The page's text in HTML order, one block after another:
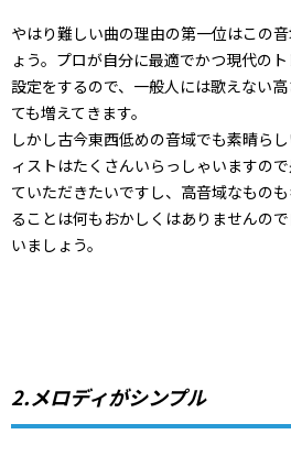
やはり難しい曲の理由の第一位はこの
ょう。プロが自分に最適でかつ現代の
設定をするので、一般人には歌えない
ても増えてきます。
しかし古今東西低めの音域でも素晴ら
ィストはたくさんいらっしゃいますの
ていただきたいですし、高音域なもの
ることは何もおかしくはありませんの
いましょう。
2.メロディがシンプル